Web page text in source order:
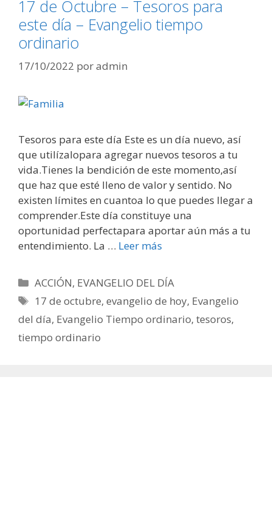
17 de Octubre – Tesoros para
este día – Evangelio tiempo
ordinario
17/10/2022 poradmin
Tesoros para este día Este es un día nuevo, así
que utilízalopara agregar nuevos tesoros a tu
vida.Tienes la bendición de este momento,así
que haz que esté lleno de valor y sentido. No
existen límites en cuantoa lo que puedes llegar a
comprender.Este día constituye una
oportunidad perfectapara aportar aún más a tu
entendimiento. La … Leer más
Categorías
ACCIÓN, EVANGELIO DEL DÍA
Etiquetas
17 de octubre,evangelio de hoy, Evangelio
del día, Evangelio Tiempo ordinario, tesoros,
tiempo ordinario